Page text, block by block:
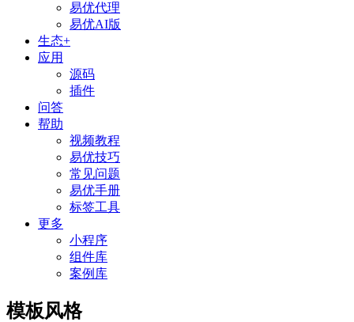
易优代理
易优AI版
生态+
应用
源码
插件
问答
帮助
视频教程
易优技巧
常见问题
易优手册
标签工具
更多
小程序
组件库
案例库
模板风格